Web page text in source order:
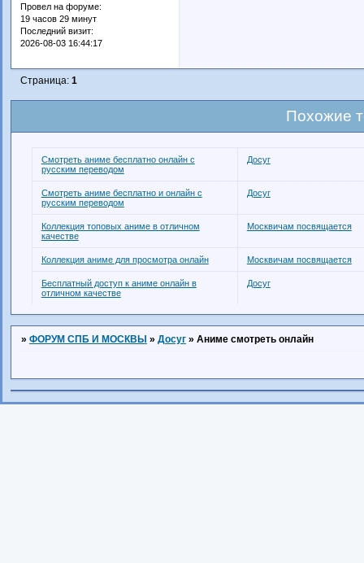
Провел на форуме:
19 часов 29 минут
Последний визит:
2026-08-03 16:44:17
Страница: 1
Похожие
Смотреть аниме бесплатно онлайн с
русским переводом
Досуг
Смотреть аниме бесплатно и онлайн с
русским переводом
Досуг
Коллекция топовых аниме в отличном
качестве
Москвичам посвящается
Коллекция аниме для просмотра онлайн Москвичам посвящается
Бесплатный доступ к аниме онлайн в
отличном качестве
Досуг
» ФОРУМ СПБ И МОСКВЫ » Досуг » Аниме смотреть онлайн